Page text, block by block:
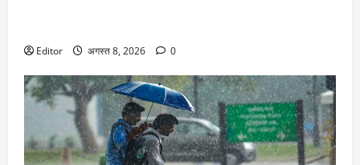
Editor अगस्त 8, 2026 0